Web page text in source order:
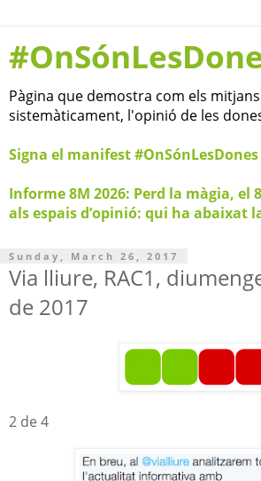
Pàgina que demostra com els
sistemàticament, l'opinió de les
Signa el manifest #OnSónLesDones
Informe 8M 2026: Perd la màgia, el
als espais d’opinió: qui ha abaixat
Sunday, March 26, 2017
Via lliure, RAC1,
de 2017
2 de 4